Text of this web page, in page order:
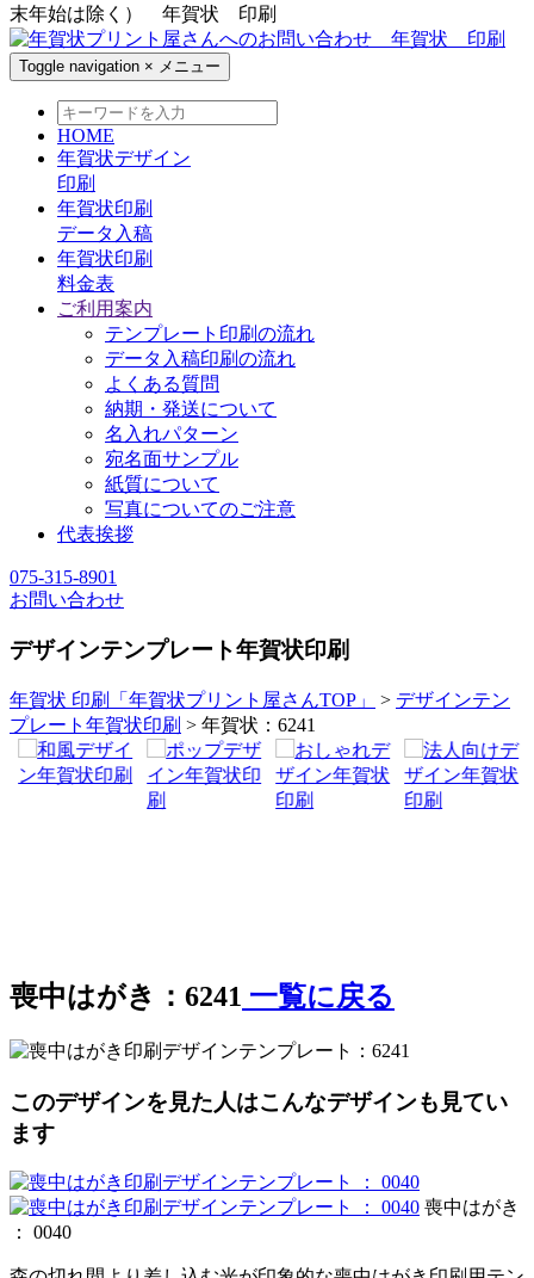
Toggle navigation × メニュー
HOME
年賀状デザイン
印刷
年賀状印刷
データ入稿
年賀状印刷
料金表
ご利用案内
テンプレート印刷の流れ
データ入稿印刷の流れ
よくある質問
納期・発送について
名入れパターン
宛名面サンプル
紙質について
写真についてのご注意
代表挨拶
075-315-8901
お問い合わせ
デザインテンプレート年賀状印刷
年賀状 印刷「年賀状プリント屋さんTOP」 > デザインテン
プレート年賀状印刷 > 年賀状：6241
喪中はがき：6241 一覧に戻る
このデザインを見た人はこんなデザインも見てい
ます
喪中はがき
： 0040